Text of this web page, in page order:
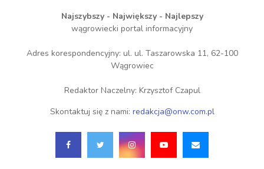
Najszybszy - Największy - Najlepszy
wągrowiecki portal informacyjny
Adres korespondencyjny: ul. ul. Taszarowska 11, 62-100
Wągrowiec
Redaktor Naczelny: Krzysztof Czapul
Skontaktuj się z nami: redakcja@onw.com.pl